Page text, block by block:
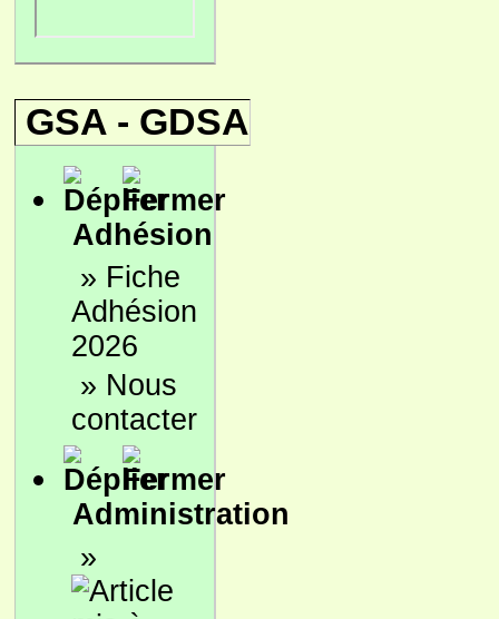
GSA - GDSA
Adhésion
» Fiche
Adhésion
2026
» Nous
contacter
Administration
»